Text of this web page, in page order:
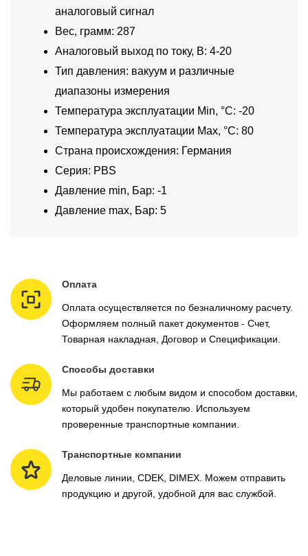
аналоговый сигнал
Вес, грамм: 287
Аналоговый выход по току, В: 4-20
Тип давления: вакуум и различные
диапазоны измерения
Температура эксплуатации Min, °C: -20
Температура эксплуатации Max, °C: 80
Страна происхождения: Германия
Серия: PBS
Давление min, Бар: -1
Давление max, Бар: 5
Оплата
Оплата осуществляется по безналичному расчету.
Оформляем полный пакет документов - Счет,
Товарная накладная, Договор и Спецификации.
Способы доставки
Мы работаем с любым видом и способом доставки,
который удобен покупателю. Используем
проверенные транспортные компании.
Транспортные компании
Деловые линии, CDEK, DIMEX. Можем отправить
продукцию и другой, удобной для вас службой.